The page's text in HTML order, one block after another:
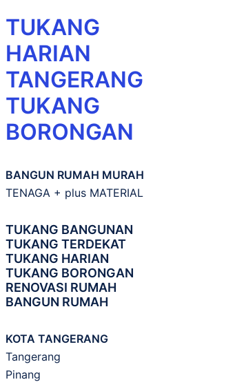
TUKANG
HARIAN
TANGERANG
TUKANG
BORONGAN
BANGUN RUMAH MURAH
TENAGA + plus MATERIAL
TUKANG BANGUNAN
TUKANG TERDEKAT
TUKANG HARIAN
TUKANG BORONGAN
RENOVASI RUMAH
BANGUN RUMAH
KOTA TANGERANG
Tangerang
Pinang